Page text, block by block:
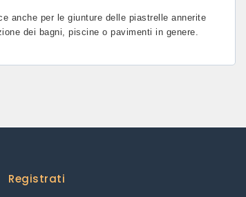
anche per le giunture delle piastrelle annerite
dei bagni, piscine o pavimenti in genere.
Registrati